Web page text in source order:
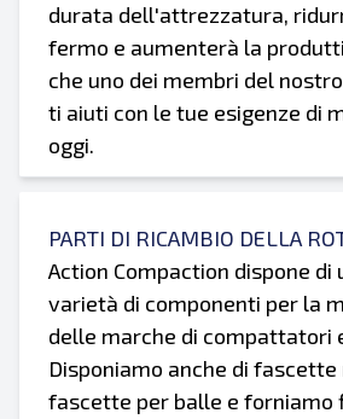
durata dell'attrezzatura,
fermo e aumenterà la
che uno dei membri del
ti aiuti con le tue esigenze di
oggi.
PARTI DI RICAMBIO DELLA
Action Compaction dispone di
varietà di componenti per la
delle marche di compattatori
Disponiamo anche di
fascette per balle e forniamo